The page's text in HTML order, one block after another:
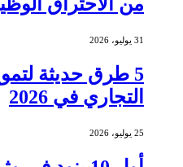
31 يوليو، 2026
5 طرق حديثة
التجاري في 2026
25 يوليو، 2026